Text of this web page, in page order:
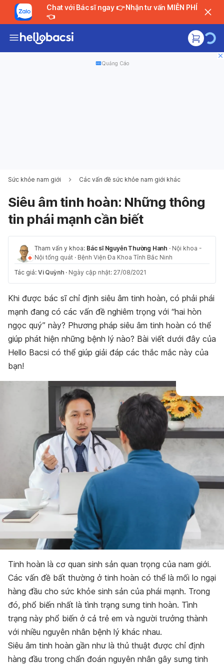
Chat với Bác sĩ ngay 👉 Nhận tư vấn MIỄN PHÍ
👈
Quảng Cáo
Sức khỏe nam giới Các vấn đề sức khỏe nam giới khác
Siêu âm tinh hoàn: Những thông
tin phái mạnh cần biết
Tham vấn y khoa: Bác sĩ Nguyễn Thường Hanh · Nội khoa -
Nội tổng quát · Bệnh Viện Đa Khoa Tỉnh Bắc Ninh
Tác giả: Vi Quỳnh · Ngày cập nhật: 27/08/2021
Khi được bác sĩ chỉ định siêu âm tinh hoàn, có phải phái
mạnh đang có các vấn đề nghiêm trọng với “hai hòn
ngọc quý” này? Phương pháp siêu âm tinh hoàn có thể
giúp phát hiện những bệnh lý nào? Bài viết dưới đây của
Hello Bacsi có thể giúp giải đáp các thắc mắc này của
bạn!
Tinh hoàn là cơ quan sinh sản quan trọng của nam giới.
Các vấn đề bất thường ở tinh hoàn có thể là mối lo ngại
hàng đầu cho sức khỏe sinh sản của phái mạnh. Trong
đó, phổ biến nhất là tình trạng sưng tinh hoàn. Tình
trạng này phổ biến ở cả trẻ em và người trưởng thành
với nhiều nguyên nhân bệnh lý khác nhau.
Siêu âm tinh hoàn gần như là thủ thuật được chỉ định
hàng đầu trong chẩn đoán nguyên nhân gây sưng tinh